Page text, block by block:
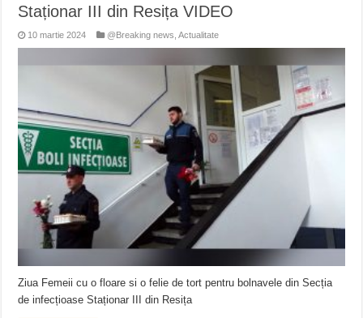
Staționar III din Resița VIDEO
10 martie 2024 @Breaking news ,Actualitate
Ziua Femeii cu o floare si o felie de tort pentru bolnavele din Secția
de infecțioase Staționar III din Resița